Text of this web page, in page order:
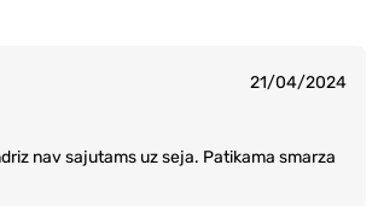
21/04/2024
nav sajutams uz seja. Patikama smarza